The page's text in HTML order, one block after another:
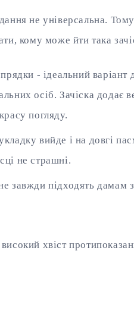
не універсальна.
кому може йти така
- ідеальний варіант
осіб. Зачіска додає
погляду.
вийде і на довгі
не страшні.
завжди підходять дамам
хвіст